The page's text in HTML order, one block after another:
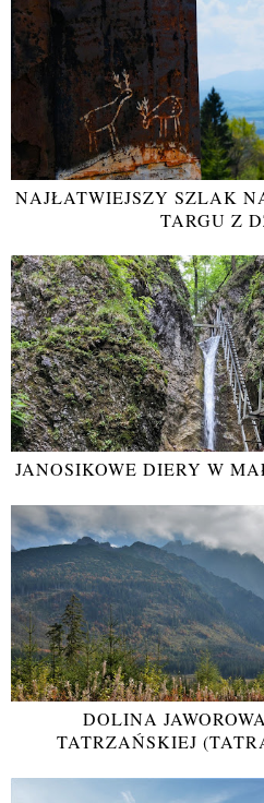
NAJŁATWIEJSZY SZLAK
TARGU Z
JANOSIKOWE DIERY W
DOLINA
TATRZAŃSKIEJ